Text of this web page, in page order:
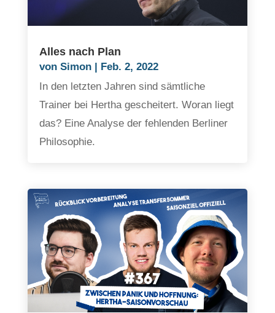
Alles nach Plan
von Simon|
Feb. 2, 2022
In den letzten Jahren sind sämtliche
Trainer bei Hertha gescheitert. Woran liegt
das? Eine Analyse der fehlenden Berliner
Philosophie.